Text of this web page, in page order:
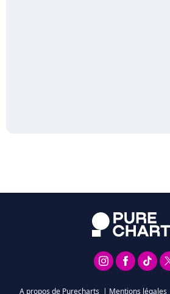
A propos de Purecharts | Mentions légales